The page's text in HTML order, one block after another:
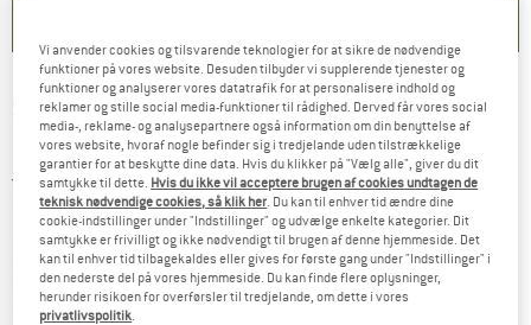
SEA TO SUMMIT -Hand Cleaning Gel -
Rejsesæbe
5,0(2)
Vi anvender cookies og tilsvarende teknologier for at sikre de nødvendige
funktioner på vores website. Desuden tilbyder vi supplerende tjenester og
funktioner og analyserer vores datatrafik for at personalisere indhold og
reklamer og stille social media-funktioner til rådighed. Derved får vores social
media-, reklame- og analysepartnere også information om din benyttelse af
vores website, hvoraf nogle befinder sig i tredjelande uden tilstrækkelige
garantier for at beskytte dine data. Hvis du klikker på "Vælg alle", giver du dit
samtykke til dette. Hvis du ikke vil acceptere brugen af cookies undtagen de
teknisk nødvendige cookies, så klik her . Du kan til enhver tid ændre dine
cookie-indstillinger under "Indstillinger" og udvælge enkelte kategorier. Dit
samtykke er frivilligt og ikke nødvendigt til brugen af denne hjemmeside. Det
kan til enhver tid tilbagekaldes eller gives for første gang under "Indstillinger" i
den nederste del på vores hjemmeside. Du kan finde flere oplysninger,
herunder risikoen for overførsler til tredjelande, om dette i vores
privatlivspolitik